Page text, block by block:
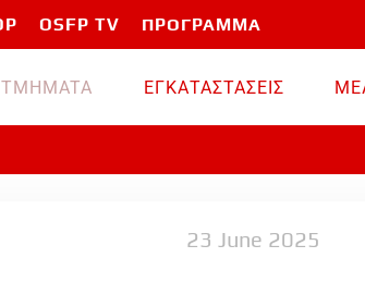
OSFP TV ΠΡΟΓΡΑΜΜΑ
TMHMATA ΕΓΚΑΤΑΣΤΑΣΕΙΣ
23 June 2025